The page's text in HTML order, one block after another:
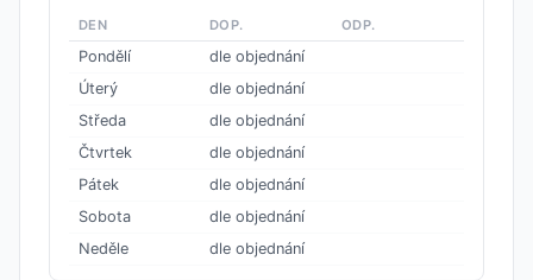
DEN DOP. ODP.
Pondělí
dle objednání
Úterý
dle objednání
Středa
dle objednání
Čtvrtek
dle objednání
Pátek
dle objednání
Sobota
dle objednání
Neděle
dle objednání